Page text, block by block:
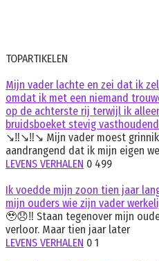
TOPARTIKELEN
Mijn vader lachte en zei dat ik
omdat ik met een niemand
op de achterste rij terwijl ik
bruidsboeket stevig
↘️‼️↘️‼️↘️ Mijn vader moest
aandrangend dat ik mijn eigen
LEVENS VERHALEN 0 499
Ik voedde mijn zoon tien jaar
mijn ouders wie zijn vader
🥹😞‼️ Staan tegenover mijn
verloor. Maar tien jaar later
LEVENS VERHALEN 0 1